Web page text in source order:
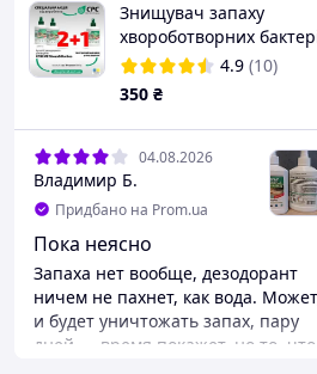
Знищувач запаху
хвороботворних
грибків Xtreme Shoes-
Clothes 3 шт.+1
4.9 (10)
350 ₴
04.08.2026
Владимир Б.
Придбано на Prom.ua
Пока неясно
​Запаха нет вообще, дезодорант
ничем не пахнет, как вода.
и будет уничтожать запах, пару
дней — время покажет, но то, что